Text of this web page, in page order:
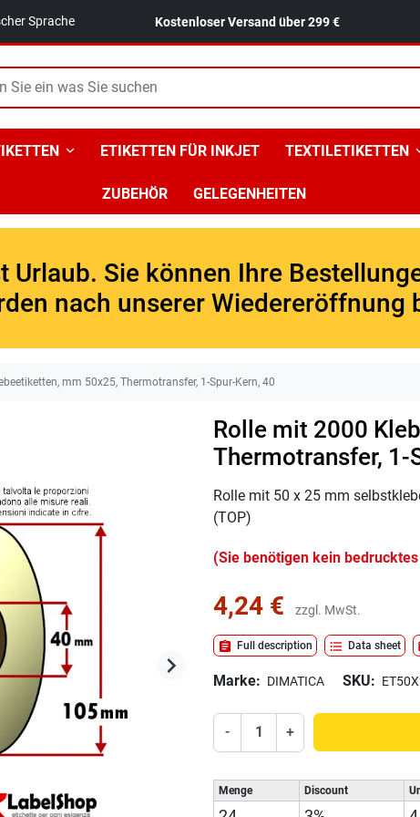
Sprache Kostenloser Versand über 299 €
ETIKETTEN FÜR INKJET TEXTILETIKETTEN
ZUBEHÖR GELEGENHEITEN
Sie können Ihre
nach unserer Wiedereröffnung
mm 50x25, Thermotransfer, 1-Spur-Kern, 40
Weiter
keyboard_arrow_right
Rolle mit 2000
Thermotransfer, 1-
Rolle mit 50 x 25 mm
(TOP)
(Sie benötigen kein
4,24 € zzgl. MwSt.
assignment Full description format_list_bulleted Data sheet
Marke: DIMATICA SKU:
- +
Menge Discount